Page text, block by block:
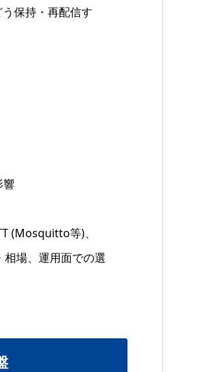
保持・再配信す
響
(Mosquitto等)、
場、運用面での選